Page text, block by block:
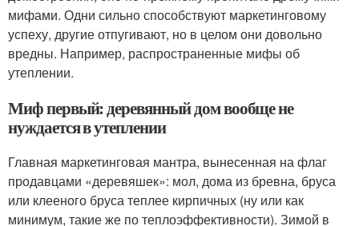
мифами. Одни сильно способствуют маркетинговому
успеху, другие отпугивают, но в целом они довольно
вредны. Например, распространенные мифы об
утеплении.
Миф первый: деревянный дом вообще не
нуждается в утеплении
Главная маркетинговая мантра, вынесенная на флаг
продавцами «деревяшек»: мол, дома из бревна, бруса
или клееного бруса теплее кирпичных (ну или как
минимум, такие же по теплоэффективности). Зимой в